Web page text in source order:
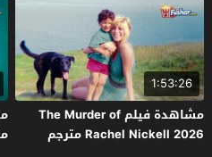
1:53:26
مشاهدة فيلم The Murder of
Rachel Nickell 2026 مترجم